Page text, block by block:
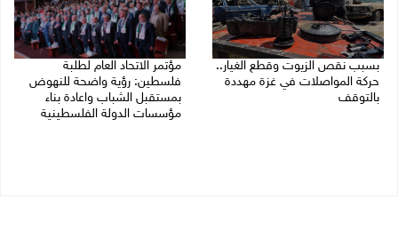
بسبب نقص الزيوت وقطع الغيار..
حركة المواصلات في غزة مهددة
بالتوقف
مؤتمر الاتحاد العام لطلبة
فلسطين: رؤية واضحة للنهوض
بمستقبل الشباب واعادة بناء
مؤسسات الدولة الفلسطينية